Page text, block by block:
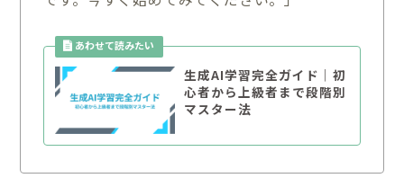
生成AI学習完全ガイド｜初
心者から上級者まで段階別
マスター法